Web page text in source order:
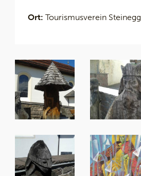
Ort: Tourismusverein Steinegg